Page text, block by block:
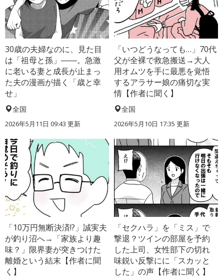
30歳の夫婦なのに、見た目
は「祖母と孫」――。急激
に老いる妻と成長が止まっ
た夫の漫画が描く「歳と幸
せ」
全国
2026年5月11日 09:43 更新
「いつどうなっても…」70代
父が全裸で救急搬送→大人
用オムツを手に最悪を覚悟
するアラサー娘の痛切な実
情【作者に聞く】
全国
2026年5月10日 17:35 更新
「10万円無断決済!?」誠実夫
が釣り沼へ→「家族より趣
味？」限界妻が突きつけた
離婚という結末【作者に聞
く】
「セクハラ」を「ミス」で
撃退？ツインの部屋を予約
した上司、女性部下の切れ
味鋭い反撃にに「スカッと
した」の声【作者に聞く】